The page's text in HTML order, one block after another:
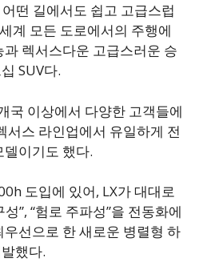
떤 길에서도 쉽고 고급스럽
계 모든 도로에서의 주행에
렉서스다운 고급스러운 승
SUV다.
국 이상에서 다양한 고객들에
서스 라인업에서 유일하게 전
이기도 했다.
도입에 있어, LX가 대대로
”, “험로 주파성”을 전동화에
선으로 한 새로운 병렬형 하
했다.